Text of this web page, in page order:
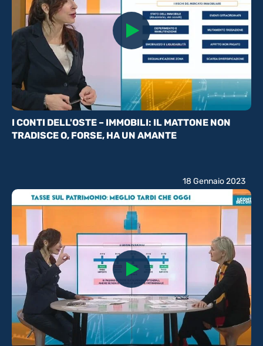
I CONTI DELL'OSTE – IMMOBILI: IL MATTONE NON
TRADISCE O, FORSE, HA UN AMANTE
18 Gennaio 2023